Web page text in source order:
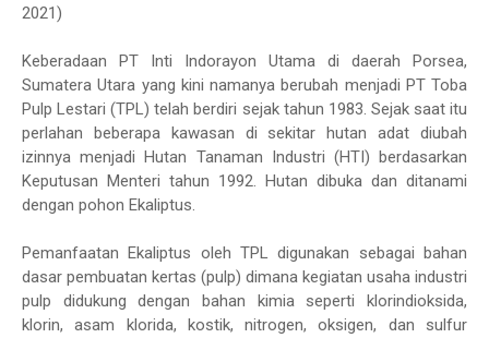
2021)
Keberadaan PT Inti Indorayon Utama di daerah Porsea,
Sumatera Utara yang kini namanya berubah menjadi PT Toba
Pulp Lestari (TPL) telah berdiri sejak tahun 1983. Sejak saat itu
perlahan beberapa kawasan di sekitar hutan adat diubah
izinnya menjadi Hutan Tanaman Industri (HTI) berdasarkan
Keputusan Menteri tahun 1992. Hutan dibuka dan ditanami
dengan pohon Ekaliptus.
Pemanfaatan Ekaliptus oleh TPL digunakan sebagai bahan
dasar pembuatan kertas (pulp) dimana kegiatan usaha industri
pulp didukung dengan bahan kimia seperti klorindioksida,
klorin, asam klorida, kostik, nitrogen, oksigen, dan sulfur